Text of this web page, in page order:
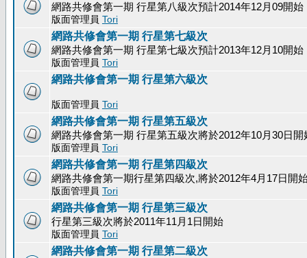
網路共修會第一期 行星第八級次預計2014年12月09開始
版面管理員 Tori
網路共修會第一期 行星第七級次
網路共修會第一期 行星第七級次預計2013年12月10開始
版面管理員 Tori
網路共修會第一期 行星第六級次
版面管理員 Tori
網路共修會第一期 行星第五級次
網路共修會第一期 行星第五級次將於2012年10月30日開
版面管理員 Tori
網路共修會第一期 行星第四級次
網路共修會第一期行星第四級次,將於2012年4月17日開
版面管理員 Tori
網路共修會第一期 行星第三級次
行星第三級次將於2011年11月1日開始
版面管理員 Tori
網路共修會第一期 行星第二級次